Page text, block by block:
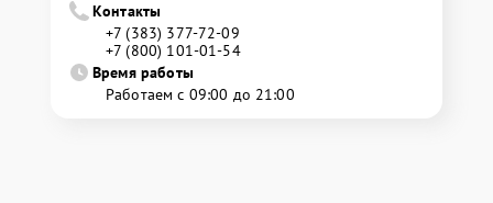
Контакты
+7 (383) 377-72-09
+7 (800) 101-01-54
Время работы
Работаем с 09:00 до 21:00